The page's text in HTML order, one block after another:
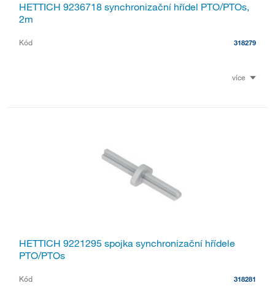
HETTICH 9236718 synchronizační hřídel PTO/PTOs,
2m
Kód 318279
více
HETTICH 9221295 spojka synchronizační hřídele
PTO/PTOs
Kód 318281